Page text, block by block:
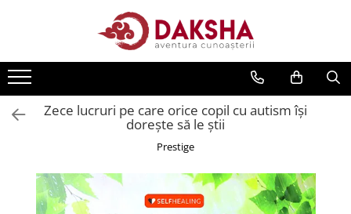
Editura Daksha
Seria Radu Cinamar
Seria Immanuel Velikovsky
Dezvăluiri
Zece lucruri pe care orice copil cu autism își
dorește să le știi
Prestige